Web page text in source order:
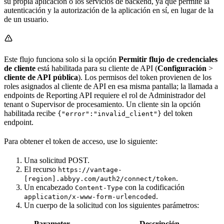
autenticación y la autorización de la aplicación en sí, en lugar de la
de un usuario.
Este flujo funciona solo si la opción Permitir flujo de credenciales
de cliente está habilitada para su cliente de API (Configuración >
cliente de API pública). Los permisos del token provienen de los
roles asignados al cliente de API en esa misma pantalla; la llamada a
endpoints de Reporting API requiere el rol de Administrador del
tenant o Supervisor de procesamiento. Un cliente sin la opción
habilitada recibe {"error":"invalid_client"} del token
endpoint.
Para obtener el token de acceso, use lo siguiente:
Una solicitud POST.
El recurso https://vantage-
[region].abbyy.com/auth2/connect/token.
Un encabezado Content-Type con la codificación
application/x-www-form-urlencoded .
Un cuerpo de la solicitud con los siguientes parámetros: